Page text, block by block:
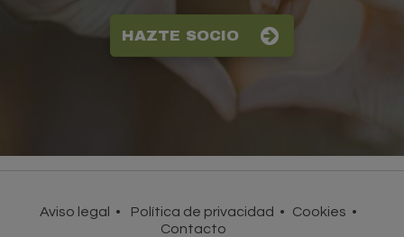
HAZTE SOCIO
Aviso legal Política de privacidad
Cookies
Contacto